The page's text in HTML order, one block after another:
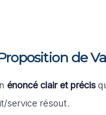
de
énoncé clair et précis
service résout.